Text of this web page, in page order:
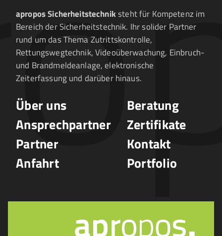
apropos Sicherheitstechniksteht für Kompetenz im
Bereich der Sicherheitstechnik. Ihr solider Partner
rund um das Thema Zutrittskontrolle,
Rettungswegtechnik, Videoüberwachung, Einbruch-
und Brandmeldeanlage, elektronische
Zeiterfassung und darüber hinaus.
überspringen
Beratung
Zertifikate
Kontakt
Portfolio
Navigation
überspringen
Über uns
Ansprechpartner
Partner
Anfahrt